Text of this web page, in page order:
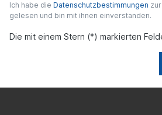
Ich habe die Datenschutzbestimmungen
gelesen und bin mit ihnen einverstanden.
Die mit einem Stern (*) markierten